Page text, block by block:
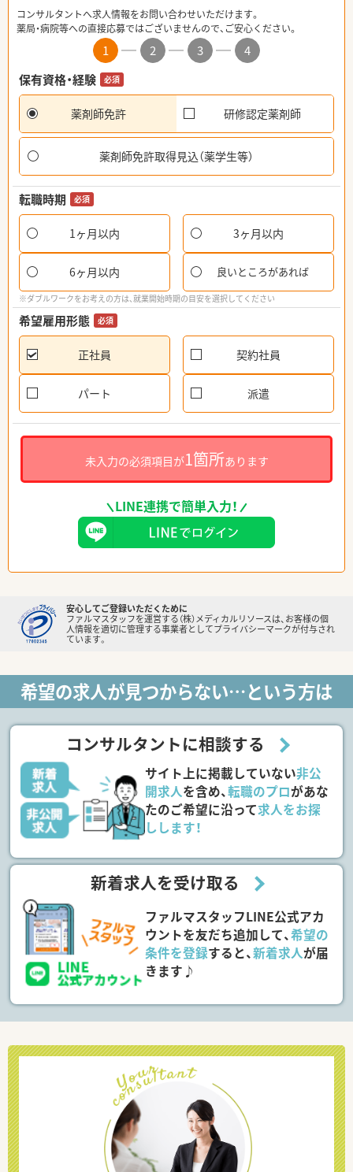
コンサルタントへ求人情報をお問い合わせいただけます。
薬局・病院等への直接応募ではございませんので、ご安心ください。
1 2 3
4
保有資格・経験
必須
薬剤師免許 研修認定薬剤師
薬剤師免許取得見込（薬学生等）
転職時期 必須
1ヶ月以内 3ヶ月以内
6ヶ月以内 良いところがあれば
※ダブルワークをお考えの方は、就業開始時期の目安を選択してください
希望雇用形態 必須
正社員 契約社員
パート 派遣
未入力の必須項目が1箇所あります
LINE連携で簡単入力！
安心してご登録いただくために
ファルマスタッフを運営する（株）メディカルリソースは、お客様の個
人情報を適切に管理する事業者としてプライバシーマークが付与され
ています。
希望の求人が見つからない…という方は
コンサルタントに相談する
サイト上に掲載していない非公
開求人を含め、転職のプロがあな
たのご希望に沿って求人をお探
しします！
新着求人を受け取る
ファルマスタッフLINE公式アカ
ウントを友だち追加して、希望の
条件を登録すると、新着求人が届
きます♪